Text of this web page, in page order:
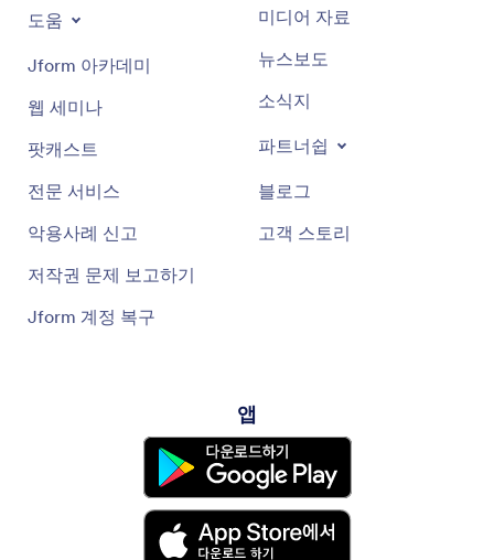
도움
Jform 아카데미
웹 세미나
팟캐스트
전문 서비스
악용사례 신고
저작권 문제 보고하기
Jform 계정 복구
미디어 자료
뉴스보도
소식지
파트너쉽
블로그
고객 스토리
앱